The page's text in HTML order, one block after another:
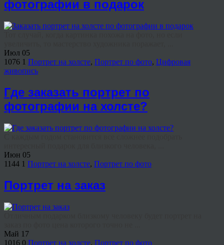
фотографии в подарок
Июл 05
1076 1 Портрет на холсте, Портрет по фото, Цифровая
живопись
Где заказать портрет по
фотографии на холсте?
Июн 05
1144 1 Портрет на холсте, Портрет по фото
Портрет на заказ
Май 17
1016 0 Портрет на холсте, Портрет по фото